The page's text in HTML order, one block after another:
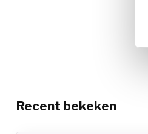
Recent bekeken